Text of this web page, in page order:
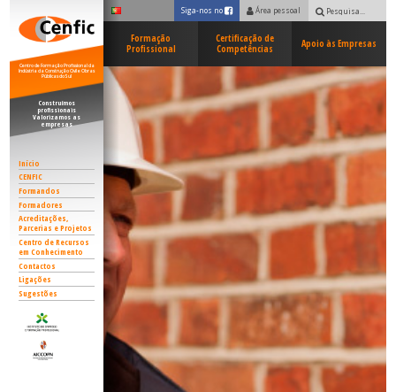
Centro de Formação Profissional da
Indústria da Construção Civil e Obras
Públicas do Sul
Construímos
profissionais
Valorizamos as
empresas
Início
CENFIC
Formandos
Formadores
Acreditações,
Parcerias e Projetos
Centro de Recursos
em Conhecimento
Contactos
Ligações
Sugestões
Siga-nos no FacebookÁrea pessoal Pesquisar:
Formação
Profissional
Certificação de
Competências
Apoio às Empresas